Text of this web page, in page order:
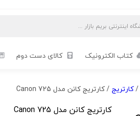
کتاب الکترونیک کالای دست دوم
/کارتریج / کارتریج کانن مدل Canon 725
کارتریج کانن مدل Canon 725